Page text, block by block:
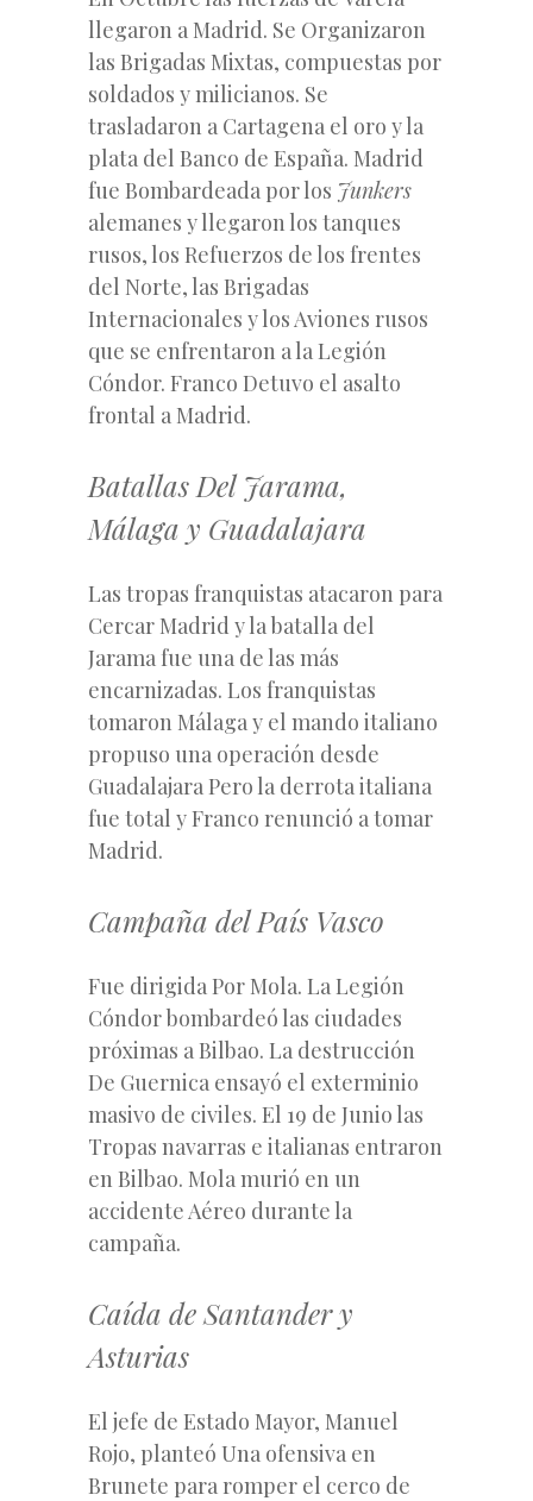
llegaron a Madrid. Se Organizaron
las Brigadas Mixtas, compuestas por
soldados y milicianos. Se
trasladaron a Cartagena el oro y la
plata del Banco de España. Madrid
fue Bombardeada por los Junkers
alemanes y llegaron los tanques
rusos, los Refuerzos de los frentes
del Norte, las Brigadas
Internacionales y los Aviones rusos
que se enfrentaron a la Legión
Cóndor. Franco Detuvo el asalto
frontal a Madrid.
Batallas Del Jarama,
Málaga y Guadalajara
Las tropas franquistas atacaron para
Cercar Madrid y la batalla del
Jarama fue una de las más
encarnizadas. Los franquistas
tomaron Málaga y el mando italiano
propuso una operación desde
Guadalajara Pero la derrota italiana
fue total y Franco renunció a tomar
Madrid.
Campaña del País Vasco
Fue dirigida Por Mola. La Legión
Cóndor bombardeó las ciudades
próximas a Bilbao. La destrucción
De Guernica ensayó el exterminio
masivo de civiles. El 19 de Junio las
Tropas navarras e italianas entraron
en Bilbao. Mola murió en un
accidente Aéreo durante la
campaña.
Caída de Santander y
Asturias
El jefe de Estado Mayor, Manuel
Rojo, planteó Una ofensiva en
Brunete para romper el cerco de